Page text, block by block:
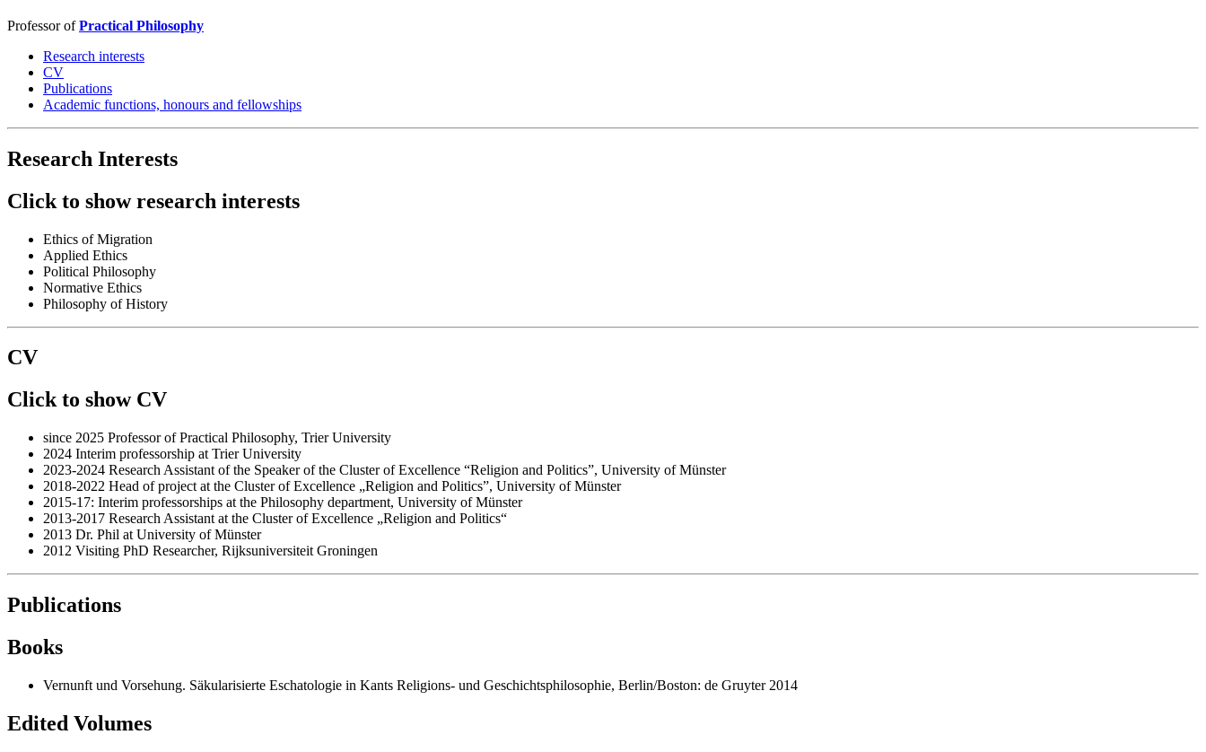
Professor ofPractical Philosophy
Research interests
CV
Publications
Academic functions, honours and fellowships
Research Interests
Click to show research interests
Ethics of Migration
Applied Ethics
Political Philosophy
Normative Ethics
Philosophy of History
CV
Click to show CV
since 2025 Professor of Practical Philosophy, Trier University
2024 Interim professorship at Trier University
2023-2024 Research Assistant of the Speaker of the Cluster of Excellence “Religion and Politics”, University of Münster
2018-2022 Head of project at the Cluster of Excellence „Religion and Politics”, University of Münster
2015-17: Interim professorships at the Philosophy department, University of Münster
2013-2017 Research Assistant at the Cluster of Excellence „Religion and Politics“
2013 Dr. Phil at University of Münster
2012 Visiting PhD Researcher, Rijksuniversiteit Groningen
Publications
Books
Vernunft und Vorsehung. Säkularisierte Eschatologie in Kants Religions- und Geschichtsphilosophie, Berlin/Boston: de Gruyter 2014
Edited Volumes